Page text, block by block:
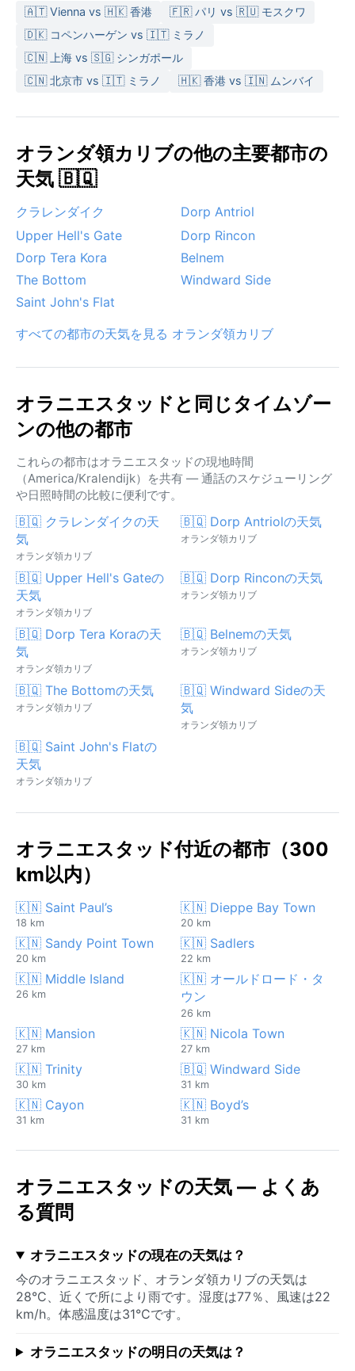
🇦🇹 Vienna vs 🇭🇰 香港
🇫🇷 パリ vs 🇷🇺 モスクワ
🇩🇰 コペンハーゲン vs 🇮🇹 ミラノ
🇨🇳 上海 vs 🇸🇬 シンガポール
🇨🇳 北京市 vs 🇮🇹 ミラノ
🇭🇰 香港 vs 🇮🇳 ムンバイ
オランダ領カリブの他の主要都市の
天気 🇧🇶
クラレンダイク
Dorp Antriol
Upper Hell's Gate
Dorp Rincon
Dorp Tera Kora
Belnem
The Bottom
Windward Side
Saint John's Flat
すべての都市の天気を見る オランダ領カリブ
オラニエスタッドと同じタイムゾー
ンの他の都市
これらの都市はオラニエスタッドの現地時間
（America/Kralendijk）を共有 — 通話のスケジューリング
や日照時間の比較に便利です。
🇧🇶 クラレンダイクの天
気
オランダ領カリブ
🇧🇶 Dorp Antriolの天気
オランダ領カリブ
🇧🇶 Upper Hell's Gateの
天気
オランダ領カリブ
🇧🇶 Dorp Rinconの天気
オランダ領カリブ
🇧🇶 Dorp Tera Koraの天
気
オランダ領カリブ
🇧🇶 Belnemの天気
オランダ領カリブ
🇧🇶 The Bottomの天気
オランダ領カリブ
🇧🇶 Windward Sideの天
気
オランダ領カリブ
🇧🇶 Saint John's Flatの
天気
オランダ領カリブ
オラニエスタッド付近の都市（300
km以内）
🇰🇳 Saint Paul’s
18 km
🇰🇳 Dieppe Bay Town
20 km
🇰🇳 Sandy Point Town
20 km
🇰🇳 Sadlers
22 km
🇰🇳 Middle Island
26 km
🇰🇳 オールドロード・タ
ウン
26 km
🇰🇳 Mansion
27 km
🇰🇳 Nicola Town
27 km
🇰🇳 Trinity
30 km
🇧🇶 Windward Side
31 km
🇰🇳 Cayon
31 km
🇰🇳 Boyd’s
31 km
オラニエスタッドの天気 — よくあ
る質問
オラニエスタッドの現在の天気は？
今のオラニエスタッド、オランダ領カリブの天気は
28°C、近くで所により雨です。湿度は77％、風速は22
km/h。体感温度は31°Cです。
オラニエスタッドの明日の天気は？